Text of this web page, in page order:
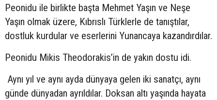
Peonidu ile birlikte başta Mehmet Yaşın ve Neşe
Yaşın olmak üzere, Kıbrıslı Türklerle de tanıştılar,
dostluk kurdular ve eserlerini Yunancaya kazandırdılar.
Peonidu Mikis Theodorakis’in de yakın dostu idi.
Aynı yıl ve aynı ayda dünyaya gelen iki sanatçı, aynı
günde dünyadan ayrıldılar. Doksan altı yaşında hayata